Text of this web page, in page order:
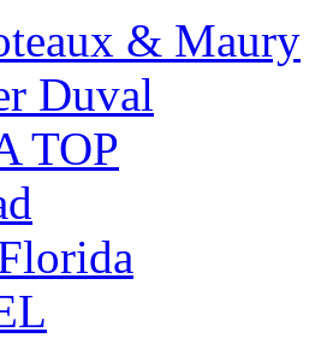
& Maury
Duval
TOP